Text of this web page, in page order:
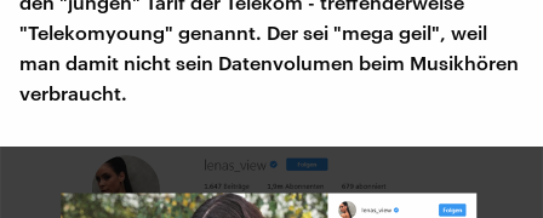
"Telekomyoung" genannt. Der sei "mega geil", weil
man damit nicht sein Datenvolumen beim Musikhören
verbraucht.